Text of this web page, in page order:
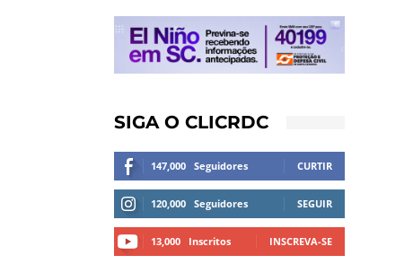
SIGA O CLICRDC
147,000 Seguidores CURTIR
120,000 Seguidores SEGUIR
13,000 Inscritos INSCREVA-SE